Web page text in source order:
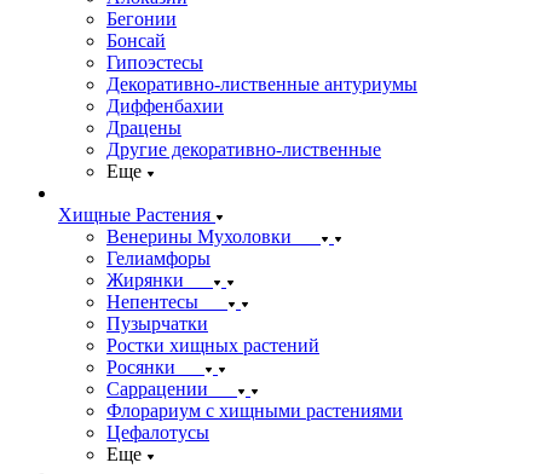
Бегонии
Бонсай
Гипоэстесы
Декоративно-лиственные антуриумы
Диффенбахии
Драцены
Другие декоративно-лиственные
Еще
Хищные Растения
Венерины Мухоловки
Гелиамфоры
Жирянки
Непентесы
Пузырчатки
Ростки хищных растений
Росянки
Саррацении
Флорариум с хищными растениями
Цефалотусы
Еще